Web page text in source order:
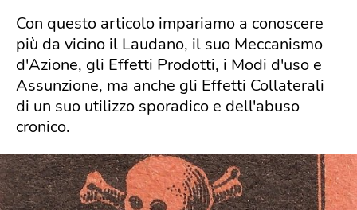
Con questo articolo impariamo a conoscere
più da vicino il Laudano, il suo Meccanismo
d'Azione, gli Effetti Prodotti, i Modi d'uso e
Assunzione, ma anche gli Effetti Collaterali
di un suo utilizzo sporadico e dell'abuso
cronico.